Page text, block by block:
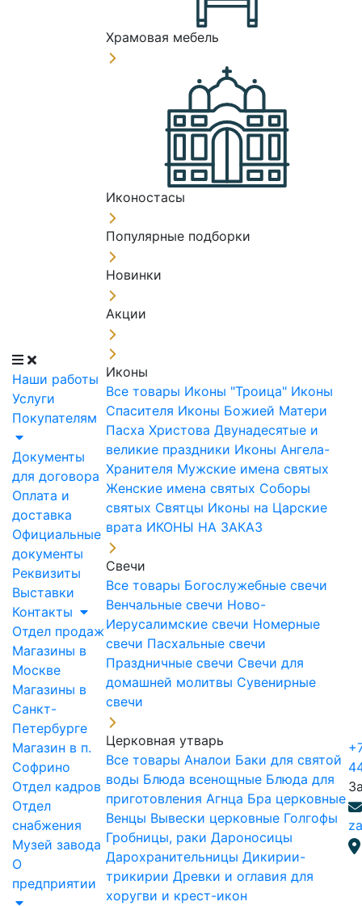
Наши работы
Услуги
Покупателям
Документы
для договора
Оплата и
доставка
Официальные
документы
Реквизиты
Выставки
Контакты
Отдел продаж
Магазины в
Москве
Магазины в
Санкт-
Петербурге
Магазин в п.
Софрино
Отдел кадров
Отдел
снабжения
Музей завода
О
предприятии
Храмовая мебель
Иконостасы
Популярные подборки
Новинки
Акции
Иконы
Все товары Иконы "Троица" Иконы
Спасителя Иконы Божией Матери
Пасха Христова Двунадесятые и
великие праздники Иконы Ангела-
Хранителя Мужские имена святых
Женские имена святых Соборы
святых Святцы Иконы на Царские
врата ИКОНЫ НА ЗАКАЗ
Свечи
Все товары Богослужебные свечи
Венчальные свечи Ново-
Иерусалимские свечи Номерные
свечи Пасхальные свечи
Праздничные свечи Свечи для
домашней молитвы Сувенирные
свечи
Церковная утварь
Все товары Аналои Баки для святой
воды Блюда всенощные Блюда для
приготовления Агнца Бра церковные
Венцы Вывески церковные Голгофы
Гробницы, раки Дароносицы
Дарохранительницы Дикирии-
трикирии Древки и оглавия для
хоругви и крест-икон